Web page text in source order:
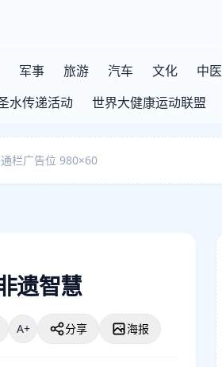
军事 旅游 汽车 文化 中医
水传递活动 世界大健康运动联盟
栏广告位 980×60
遗智慧
A+ 分享 海报